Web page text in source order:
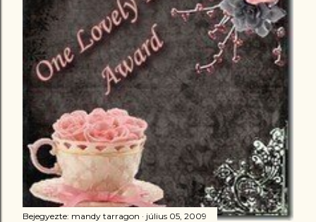
Bejegyezte: mandy tarragon július 05, 2009